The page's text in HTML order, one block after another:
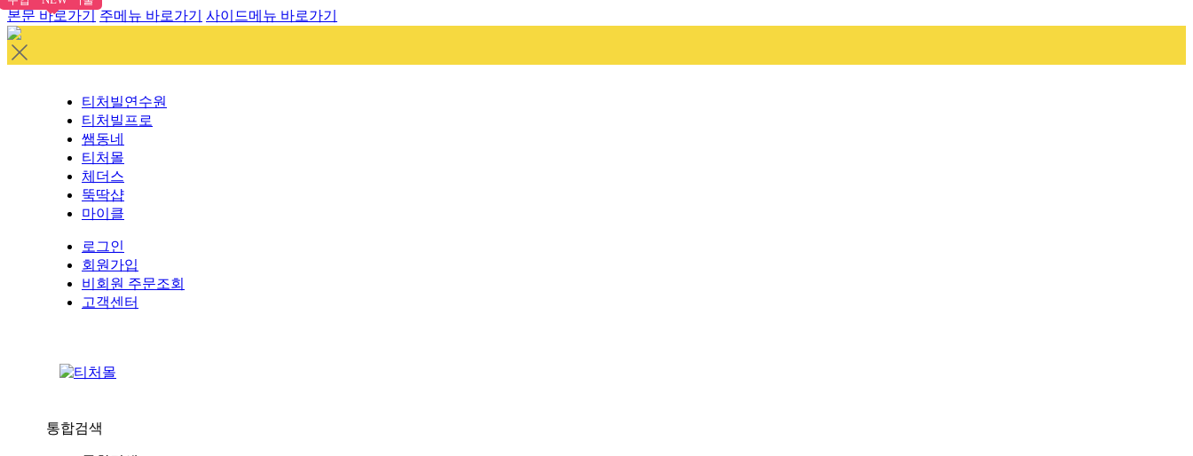
본문 바로가기 주메뉴 바로가기 사이드메뉴 바로가기
티처빌연수원
티처빌프로
쌤동네
티처몰
체더스
뚝딱샵
마이클
로그인
회원가입
비회원 주문조회
고객센터
통합검색